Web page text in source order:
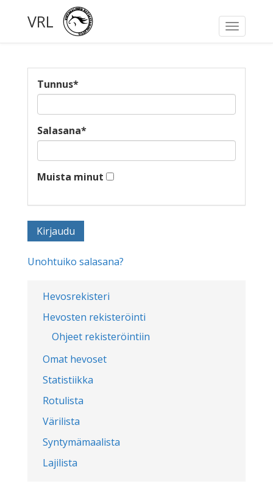
Toggle
VRL
Hevosrekisteri
Hevosten rekisteröinti
Ohjeet rekisteröintiin
Omat hevoset
Statistiikka
Rotulista
Värilista
Syntymämaalista
Lajilista
Tunnus*
Salasana*
Muista minut
Unohtuiko salasana?